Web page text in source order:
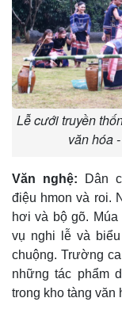
Lễ cưới truyền
văn hóa
Văn nghệ:
Dân
điệu hmon và roi.
hơi và bộ gõ.
vụ nghi lễ và
chuộng. Tr­ường
những tác phẩm
trong kho tàng văn